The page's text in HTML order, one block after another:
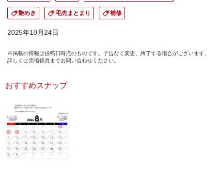
艶めき 毛先まとまり 補修
2025年10月24日
※掲載の情報は投稿日時点のものです。予告なく変更、終了する場合がございます。
詳しくは売場係員までお問い合わせください。
おすすめスナップ